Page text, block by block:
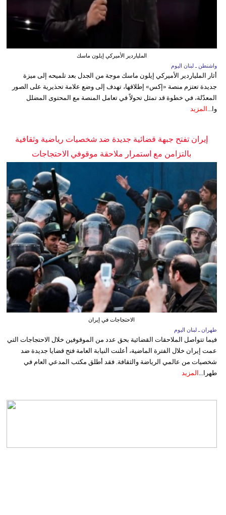
الملياردير الأميركي إيلون ماسك
واشنطن ـ لبنان اليوم
أثار الملياردير الأميركي إيلون ماسك موجة من الجدل بعد تلميحه إلى ميزة
جديدة تعتزم منصة «إكس» إطلاقها، تهدف إلى وضع علامة تحذيرية على الصور
المعدّلة، في خطوة قد تمثل تحولاً في تعامل المنصة مع المحتوى المضلل
وا...
المزيد
إيران تفتح جبهة قضائية جديدة ضد شخصيات رياضية وثقافية
بالتزامن مع استمرار ملاحقة موقوفي الاحتجاجات
الاحتجاجات في إيران
طهران ـ لبنان اليوم
فيما تتواصل الملاحقات القضائية بحق عدد من الموقوفين خلال الاحتجاجات التي
عمت إيران خلال الفترة الماضية، أعلنت النيابة العامة فتح قضايا جديدة ضد
شخصيات من عالمي الرياضة والثقافة. فقد أطلق مكتب المدعي العام في
طهرا... المزيد